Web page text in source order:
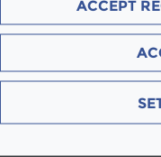
ACCEPT